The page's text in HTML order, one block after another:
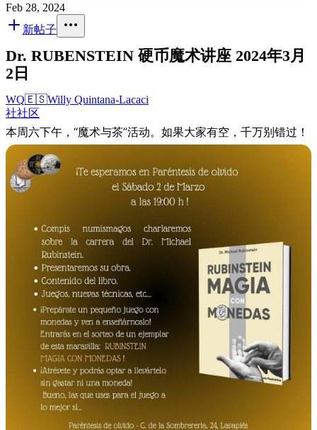
Feb 28, 2024
新帖子
Dr. RUBENSTEIN 硬币魔术讲座 2024年3月
2日
WQ🇪🇸Willy Quintana-Lacaci
社社区
本周六下午，“魔术与茶”活动。如果大家有空，千万别错过！